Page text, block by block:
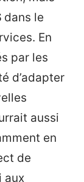
dans le
En
par les
d’adapter
aussi
en
de
aux